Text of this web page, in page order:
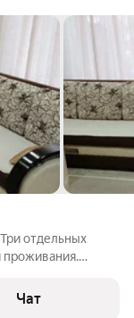
отдельных
проживания.
года.
Чат